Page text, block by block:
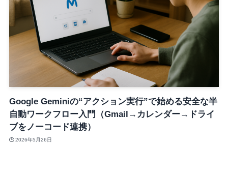
Google Geminiの“アクション実行”で始める安全な半
自動ワークフロー入門（Gmail→カレンダー→ドライ
ブをノーコード連携）
2026年5月26日